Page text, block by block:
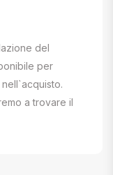
del
per
a trovare il